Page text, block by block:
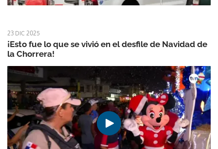
23 DIC 2025
¡Esto fue lo que se vivió en el desfile de Navidad de
la Chorrera!